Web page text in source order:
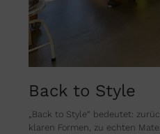
Back to Style
„Back to Style“ bedeutet:
klaren Formen, zu echten